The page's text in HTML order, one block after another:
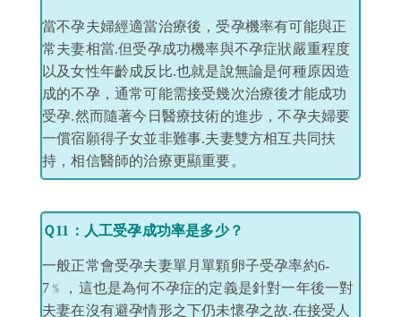
當不孕夫婦經適當治療後，受孕機率有可能與正
常夫妻相當.但受孕成功機率與不孕症狀嚴重程度
以及女性年齡成反比.也就是說無論是何種原因造
成的不孕，通常可能需接受幾次治療後才能成功
受孕.然而隨著今日醫療技術的進步，不孕夫婦要
一償宿願得子女並非難事.夫妻雙方相互共同扶
持，相信醫師的治療更顯重要。
Ｑ11：人工受孕成功率是多少？
一般正常會受孕夫妻單月單顆卵子受孕率約6-
7﹪，這也是為何不孕症的定義是針對一年後一對
夫妻在沒有避孕情形之下仍未懷孕之故.在接受人